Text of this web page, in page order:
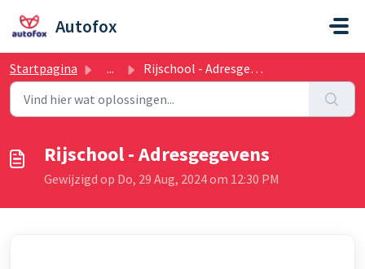
Autofox
Startpagina ... Rijschool - Adresgegevens
Rijschool - Adresgegevens
Gewijzigd op Do, 29 Aug, 2024 om 12:30 PM